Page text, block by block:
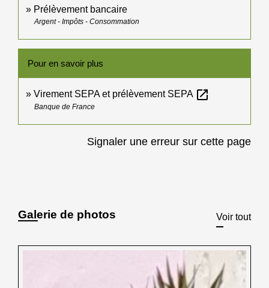
Prélèvement bancaire
Argent - Impôts - Consommation
Pour en savoir plus
Virement SEPA et prélèvement SEPA open_in_new
Banque de France
Signaler une erreur sur cette page
Galerie de photos Voir tout